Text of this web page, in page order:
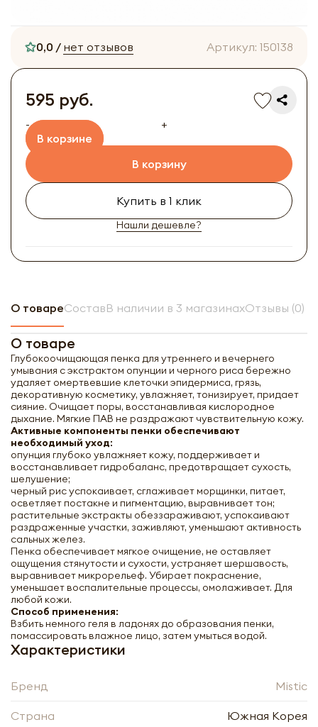
0,0 / нет отзывов Артикул: 150138
595 руб.
-
+
В корзине
В корзину
Купить в 1 клик
Нашли дешевле?
О товареСоставВ наличии в 3 магазинахОтзывы (0)
О товаре
Глубокоочищающая пенка для утреннего и вечернего
умывания с экстрактом опунции и черного риса бережно
удаляет омертвевшие клеточки эпидермиса, грязь,
декоративную косметику, увлажняет, тонизирует, придает
сияние. Очищает поры, восстанавливая кислородное
дыхание. Мягкие ПАВ не раздражают чувствительную кожу.
Активные компоненты пенки обеспечивают
необходимый уход:
опунция глубоко увлажняет кожу, поддерживает и
восстанавливает гидробаланс, предотвращает сухость,
шелушение;
черный рис успокаивает, сглаживает морщинки, питает,
осветляет постакне и пигментацию, выравнивает тон;
растительные экстракты обеззараживают, успокаивают
раздраженные участки, заживляют, уменьшают активность
сальных желез.
Пенка обеспечивает мягкое очищение, не оставляет
ощущения стянутости и сухости, устраняет шершавость,
выравнивает микрорельеф. Убирает покраснение,
уменьшает воспалительные процессы, омолаживает. Для
любой кожи.
Способ применения:
Взбить немного геля в ладонях до образования пенки,
помассировать влажное лицо, затем умыться водой.
Характеристики
Бренд Mistic
Страна Южная Корея